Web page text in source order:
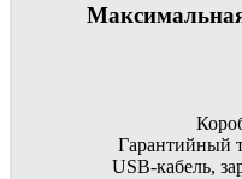
Гарантийный
USB-кабель,